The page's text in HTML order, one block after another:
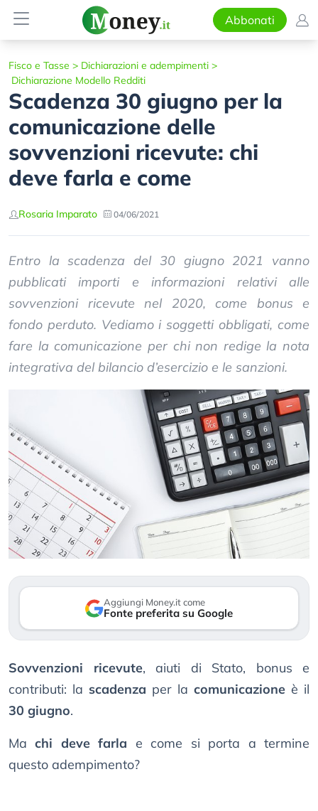
Abbonati
Fisco e Tasse > Dichiarazioni e adempimenti >
Dichiarazione Modello Redditi
Scadenza 30 giugno per la
comunicazione delle
sovvenzioni ricevute: chi
deve farla e come
Rosaria Imparato 04/06/2021
Entro la scadenza del 30 giugno 2021 vanno
pubblicati importi e informazioni relativi alle
sovvenzioni ricevute nel 2020, come bonus e
fondo perduto. Vediamo i soggetti obbligati, come
fare la comunicazione per chi non redige la nota
integrativa del bilancio d’esercizio e le sanzioni.
Aggiungi Money.it come
Fonte preferita su Google
Sovvenzioni ricevute, aiuti di Stato, bonus e
contributi: la scadenza per la comunicazione è il
30 giugno.
Machi deve farla e come si porta a termine
questo adempimento?